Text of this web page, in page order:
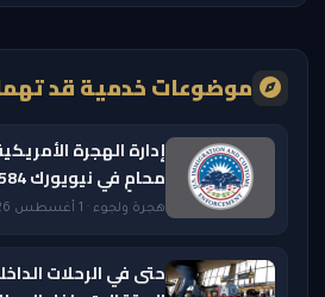
موضوعات خدمية قد
إدارة الهجرة
محامٍ في نيويورك 470584 دولاراً
هجرة ولجوء · 1 أغسطس 2026 — 7:10 PM